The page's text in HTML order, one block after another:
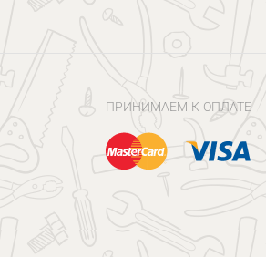
ПРИНИМАЕМ К ОПЛАТЕ